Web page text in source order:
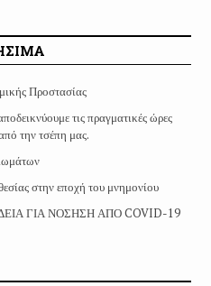
Προστασίας
τις πραγματικές ώρες
την τσέπη μας.
στην εποχή του μνημονίου
ΓΙΑ ΝΟΣΗΣΗ ΑΠΟ COVID-19